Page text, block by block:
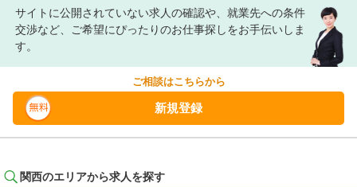
サイトに公開されていない求人の確認や、就業先への条件
交渉など、ご希望にぴったりのお仕事探しをお手伝いしま
す。
ご相談はこちらから
新規登録
関西のエリアから求人を探す